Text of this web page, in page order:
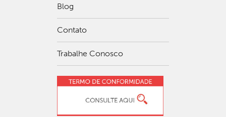
Blog
Contato
Trabalhe Conosco